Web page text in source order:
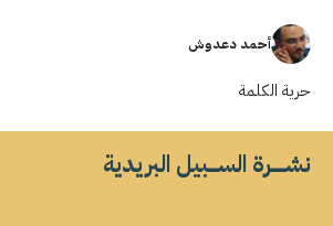
أحمد دعدوش
حرية الكلمة
نشــــــرة الســــبيل البريدية